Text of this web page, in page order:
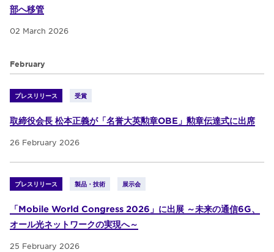
部へ移管
02 March 2026
February
プレスリリース 受賞
取締役会長 松本正義が「名誉大英勲章OBE」勲章伝達式に出席
26 February 2026
プレスリリース 製品・技術 展示会
「Mobile World Congress 2026」に出展 ～未来の通信6G、
オール光ネットワークの実現へ～
25 February 2026